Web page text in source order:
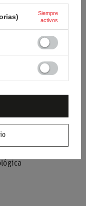
Siempre
activos